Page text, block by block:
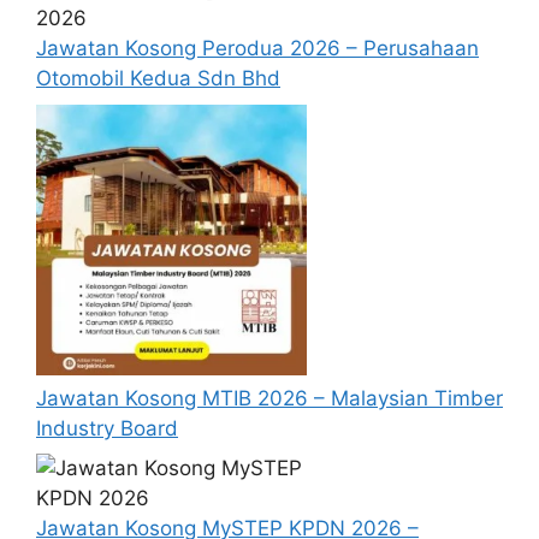
Berkelayakan dan melepasi syarat-syarat
pelantikan yang telah ditetapkan bagi
setiap jawatan yang hendak dipohon, Sila
baca pada lampiran yang kami telah
sediakan seperti berikut.
Cara Memohon
Permohonan jawatan diatas hendaklah
melalui pautanPermohonan Online
boleh didapati melalui pautan yang telah
disediakan dibawah. Untuk pemohon kali
pertama, anda perlu mendaftar
akaun baru
Calon dikehendaki memuat naik resume
yang lengkap (kelayakan akademik,
pengalaman kerja, gaji semasa dan gaji
Jawatan Kosong Perodua 2026 – Perusahaan
Otomobil Kedua Sdn Bhd
Jawatan Kosong MTIB 2026 – Malaysian Timber
Industry Board
Jawatan Kosong MySTEP KPDN 2026 –